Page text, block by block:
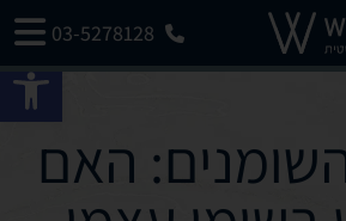
03-5278128
האם